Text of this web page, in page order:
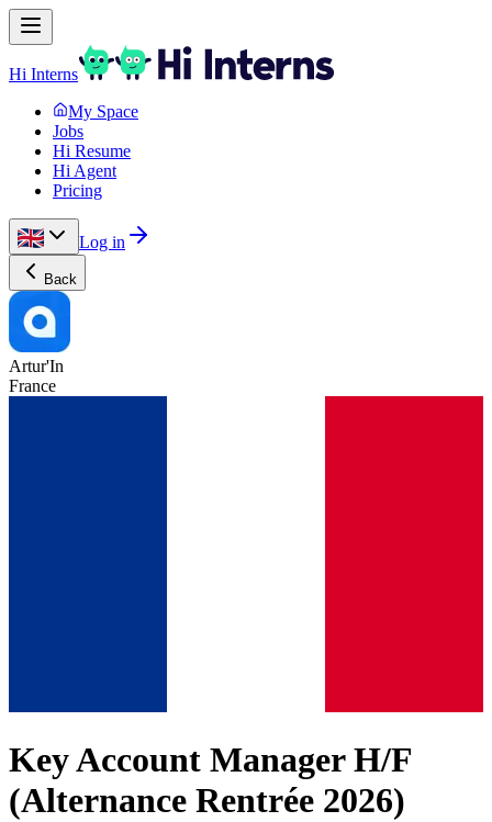
Hi Interns
My Space
Jobs
Hi Resume
Hi Agent
Pricing
Log in
Back
Artur'In
France
Key Account Manager H/F
(Alternance Rentrée 2026)